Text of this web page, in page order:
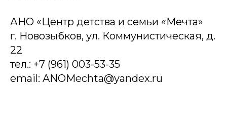
АНО «Центр детства и семьи «Мечта»
г. Новозыбков, ул. Коммунистическая, д.
22
тел.: +7 (961) 003-53-35
email: ANOMechta@yandex.ru